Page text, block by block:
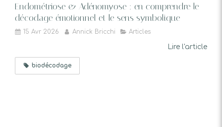
Endométriose & Adénomyose : en comprendre le
décodage émotionnel et le sens symbolique
15 Avr 2026 Annick Bricchi Articles
Lire l'article
biodécodage